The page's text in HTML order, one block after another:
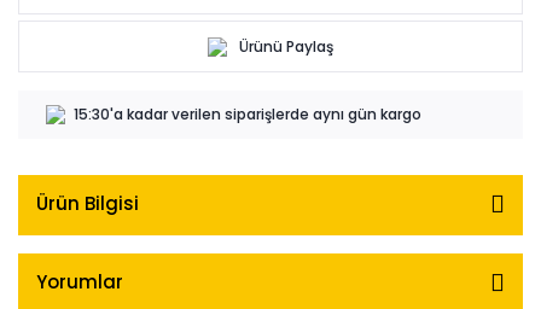
Ürünü Paylaş
15:30'a kadar verilen siparişlerde aynı gün kargo
Ürün Bilgisi
Yorumlar